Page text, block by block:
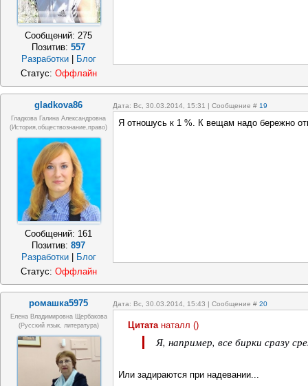
Сообщений:275
Позитив:557
Разработки
Блог
Статус: Оффлайн
gladkova86 Дата: Вс, 30.03.2014, 15:31 | Сообщение # 19
Гладкова Галина Александровна
(История,обществознание,право)
Сообщений: 161
Позитив:897
Разработки
Блог
Я отношусь к 1 %. К вещам надо бережно
Статус: Оффлайн
ромашка5975 Дата: Вс, 30.03.2014, 15:43 | Сообщение # 20
Елена Владимировна Щербакова
(русский язык, литература)
Цитата наталл ()
Я, например, все бирки сразу
Или задираются при надевании...